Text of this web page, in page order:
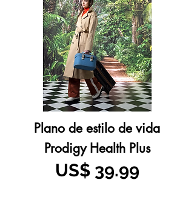
Plano de estilo de vida
Prodigy Health Plus
US$ 39.99